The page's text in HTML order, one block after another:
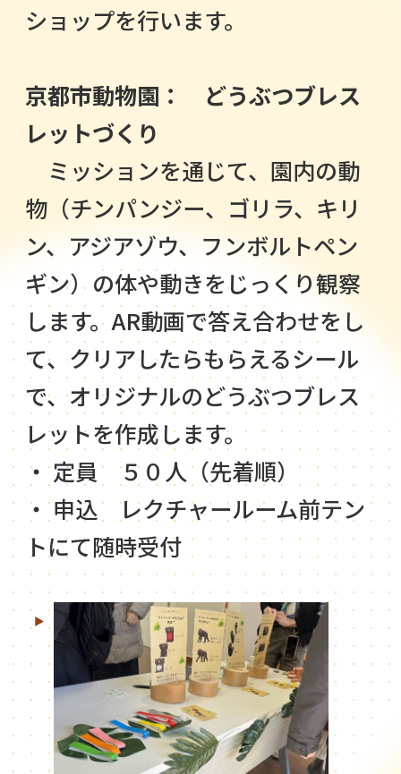
ショップを行います。
京都市動物園： どうぶつブレス
レットづくり
ミッションを通じて、園内の動
物（チンパンジー、ゴリラ、キリ
ン、アジアゾウ、フンボルトペン
ギン）の体や動きをじっくり観察
します。AR動画で答え合わせをし
て、クリアしたらもらえるシール
で、オリジナルのどうぶつブレス
レットを作成します。
・ 定員 ５０人（先着順）
・ 申込 レクチャールーム前テン
トにて随時受付